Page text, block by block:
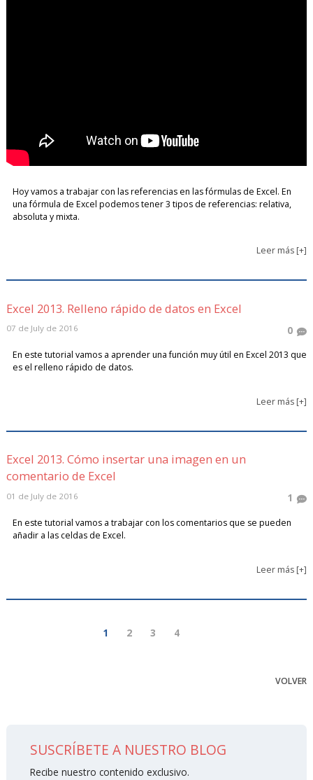
Hoy vamos a trabajar con las referencias en las fórmulas de Excel. En
una fórmula de Excel podemos tener 3 tipos de referencias: relativa,
absoluta y mixta.
Leer más [+]
Excel 2013. Relleno rápido de datos en Excel
07 de July de 2016 0
En este tutorial vamos a aprender una función muy útil en Excel 2013 que
es el relleno rápido de datos.
Leer más [+]
Excel 2013. Cómo insertar una imagen en un
comentario de Excel
01 de July de 2016 1
En este tutorial vamos a trabajar con los comentarios que se pueden
añadir a las celdas de Excel.
Leer más [+]
1 2 3 4
VOLVER
SUSCRÍBETE A NUESTRO BLOG
Recibe nuestro contenido exclusivo.